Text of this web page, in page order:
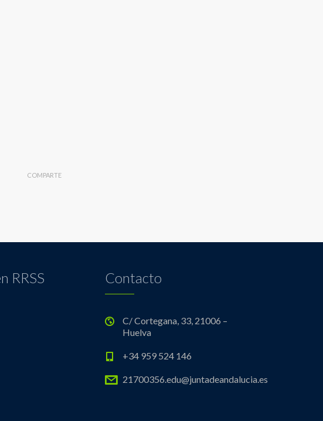
COMPARTE
RRSS Contacto
C/ Cortegana, 33, 21006 –
Huelva
+34 959 524 146
21700356.edu@juntadeandalucia.es